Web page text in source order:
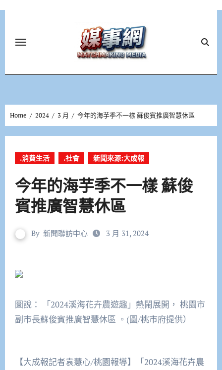
Home 2024 3 月 今年的海芋季不一樣 蘇俊賓推廣智慧休區
.消費生活 .社會 新聞來源:大成報
今年的海芋季不一樣 蘇俊
賓推廣智慧休區
By 新聞聯訪中心 3 月 31, 2024
圖說： 「2024溪海花卉農遊趣」熱鬧展開， 桃園市
副市長蘇俊賓推廣智慧休區 。(圖/桃市府提供）
【大成報記者袁慧心/桃園報導】「2024溪海花卉農